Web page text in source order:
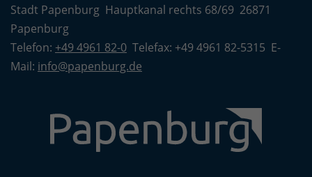
Stadt Papenburg Hauptkanal rechts 68/69 26871
Papenburg
Telefon: +49 4961 82-0 Telefax: +49 4961 82-5315 E-
Mail: info@papenburg.de